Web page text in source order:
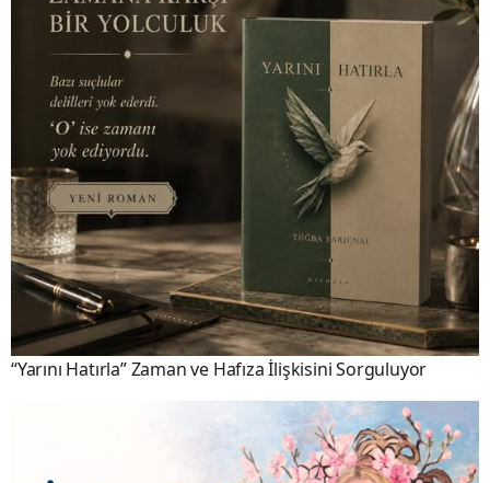
“Yarını Hatırla” Zaman ve Hafıza İlişkisini Sorguluyor